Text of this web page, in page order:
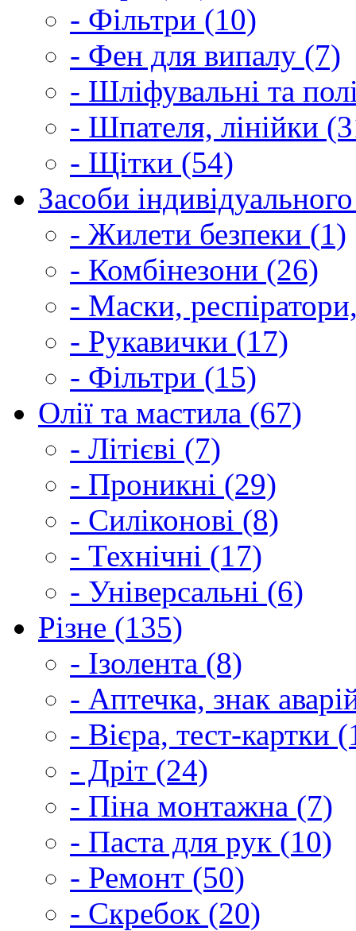
- Фільтри (10)
- Фен для випалу (7)
- Шліфувальні та
- Шпателя, лінійки
- Щітки (54)
Засоби
- Жилети безпеки (1)
- Комбінезони (26)
- Маски,
- Рукавички (17)
- Фільтри (15)
Олії та мастила (67)
- Літієві (7)
- Проникні (29)
- Силіконові (8)
- Технічні (17)
- Універсальні (6)
Різне (135)
- Ізолента (8)
- Аптечка, знак
- Вієра, тест-картки
- Дріт (24)
- Піна монтажна (7)
- Паста для рук (10)
- Ремонт (50)
- Скребок (20)